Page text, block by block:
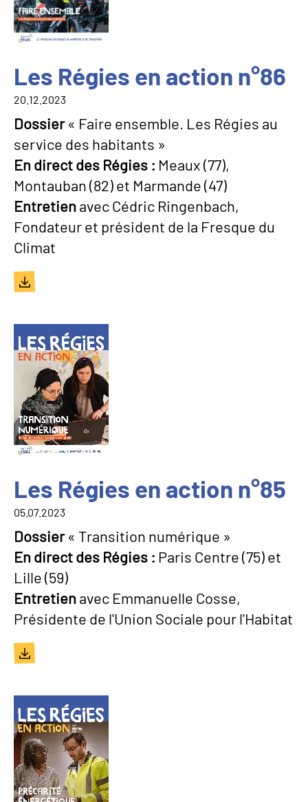
Les Régies en action n°86
20.12.2023
Dossier« Faire ensemble. Les Régies au
service des habitants »
En direct des Régies : Meaux (77),
Montauban (82) et Marmande (47)
Entretienavec Cédric Ringenbach,
Fondateur et président de la Fresque du
Climat
Document
Les Régies en action n°85
05.07.2023
Dossier« Transition numérique »
En direct des Régies : Paris Centre (75) et
Lille (59)
Entretienavec Emmanuelle Cosse,
Présidente de l'Union Sociale pour l'Habitat
Document